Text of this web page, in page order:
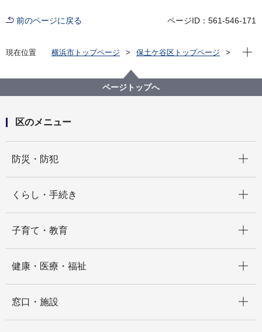
前のページに戻る ページID：561-546-171
現在位置 横浜市トップページ
保土ケ谷区トップページ
現在
ページトップへ
区のメニュー
防災・防犯
くらし・手続き
子育て・教育
健康・医療・福祉
窓口・施設